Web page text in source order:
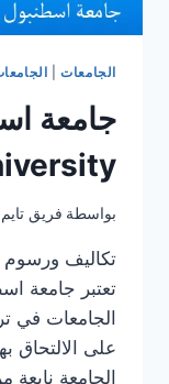
الجامعات|
جامعة
بواسطة فريق
تكاليف ورسوم
تعتبر جامعة
الجامعات في
على الالتحاق
الجامعة